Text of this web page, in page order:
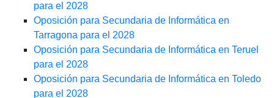
para el 2028
Oposición para Secundaria de Informática en
Tarragona para el 2028
Oposición para Secundaria de Informática en Teruel
para el 2028
Oposición para Secundaria de Informática en Toledo
para el 2028